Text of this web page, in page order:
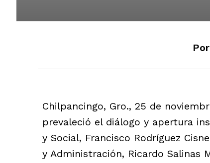
Chilpancingo, Gro., 25 de
prevaleció el diálogo y apertura
y Social, Francisco Rodríguez
y Administración, Ricardo Salinas